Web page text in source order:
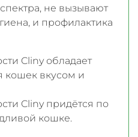
не вызывают
и профилактика
Cliny обладает
кошек вкусом и
Cliny придётся по
кошке.